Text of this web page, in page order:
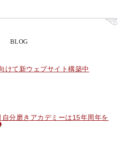
BLOG
けて新ウェブサイト構築中
分磨きアカデミーは15年周年を